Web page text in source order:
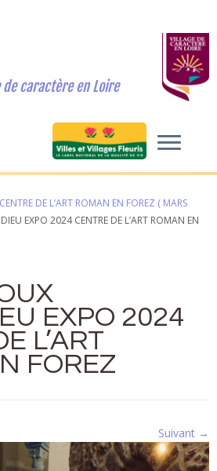
de caractère en Loire
DE L’ART ROMAN EN FOREZ ( MARS
EXPO 2024 CENTRE DE L’ART ROMAN EN
EXPO 2024
L’ART
FOREZ
Suivant →